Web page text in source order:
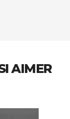
AIMER